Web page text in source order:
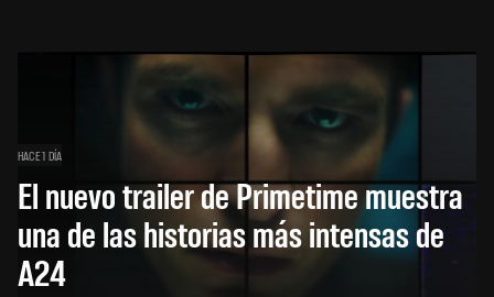
HACE 1 DÍA
El nuevo trailer de Primetime muestra
una de las historias más intensas de
A24